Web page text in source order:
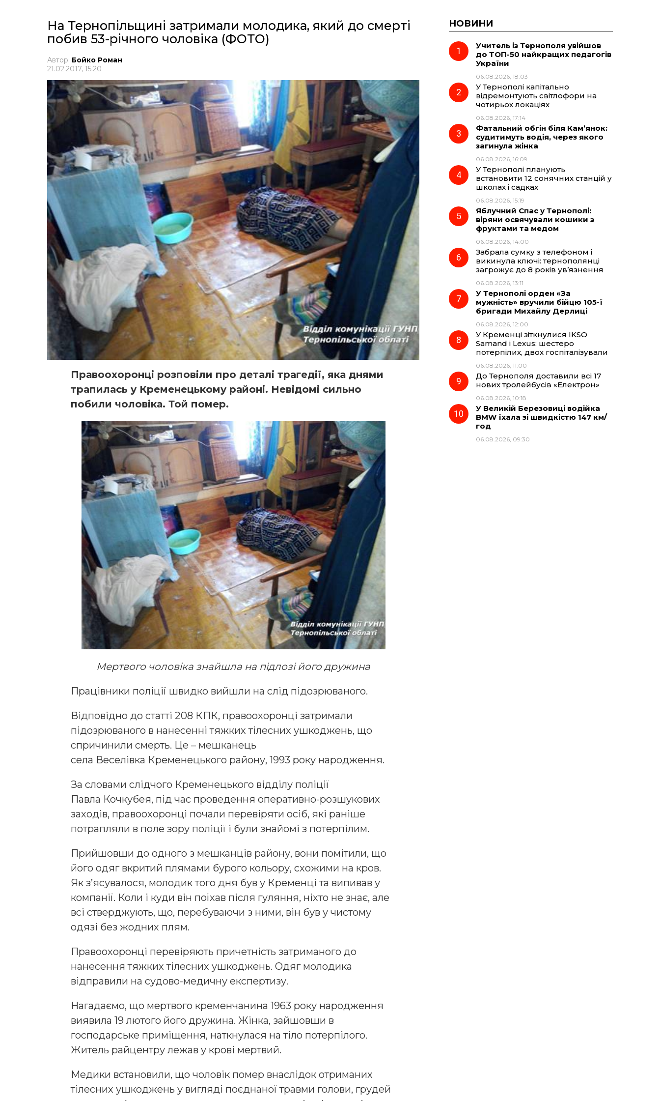
На Тернопільщині затримали молодика, який до смерті
побив 53-річного чоловіка (ФОТО)
Автор: Бойко Роман
21.02.2017, 15:20
Правоохоронці розповіли про деталі трагедії, яка днями
трапилась у Кременецькому районі. Невідомі сильно
побили чоловіка. Той помер.
Мертвого чоловіка знайшла на підлозі його дружина
Працівники поліції швидко вийшли на слід підозрюваного.
Відповідно до статті 208 КПК, правоохоронці затримали
підозрюваного в нанесенні тяжких тілесних ушкоджень, що
спричинили смерть. Це – мешканець
села Веселівка Кременецького району, 1993 року народження.
За словами слідчого Кременецького відділу поліції
Павла Кочкубея, під час проведення оперативно-розшукових
заходів, правоохоронці почали перевіряти осіб, які раніше
потрапляли в поле зору поліції і були знайомі з потерпілим.
Прийшовши до одного з мешканців району, вони помітили, що
його одяг вкритий плямами бурого кольору, схожими на кров.
Як з’ясувалося, молодик того дня був у Кременці та випивав у
компанії. Коли і куди він поїхав після гуляння, ніхто не знає, але
всі стверджують, що, перебуваючи з ними, він був у чистому
одязі без жодних плям.
Правоохоронці перевіряють причетність затриманого до
нанесення тяжких тілесних ушкоджень. Одяг молодика
відправили на судово-медичну експертизу.
Нагадаємо, що мертвого кременчанина 1963 року народження
виявила 19 лютого його дружина. Жінка, зайшовши в
господарське приміщення, наткнулася на тіло потерпілого.
Житель райцентру лежав у крові мертвий.
Медики встановили, що чоловік помер внаслідок отриманих
тілесних ушкоджень у вигляді поєднаної травми голови, грудей
НОВИНИ
Учитель із Тернополя увійшов
до ТОП-50 найкращих педагогів
України
06.08.2026, 18:03
У Тернополі капітально
відремонтують світлофори на
чотирьох локаціях
06.08.2026, 17:14
Фатальний обгін біля Кам’янок:
судитимуть водія, через якого
загинула жінка
06.08.2026, 16:09
У Тернополі планують
встановити 12 сонячних станцій у
школах і садках
06.08.2026, 15:19
Яблучний Спас у Тернополі:
віряни освячували кошики з
фруктами та медом
06.08.2026, 14:00
Забрала сумку з телефоном і
викинула ключі: тернополянці
загрожує до 8 років ув’язнення
06.08.2026, 13:11
У Тернополі орден «За
мужність» вручили бійцю 105-ї
бригади Михайлу Дерлиці
06.08.2026, 12:00
У Кременці зіткнулися IKSO
Samand і Lexus: шестеро
потерпілих, двох госпіталізували
06.08.2026, 11:00
До Тернополя доставили всі 17
нових тролейбусів «Електрон»
06.08.2026, 10:18
У Великій Березовиці водійка
BMW їхала зі швидкістю 147 км/
год
06.08.2026, 09:30